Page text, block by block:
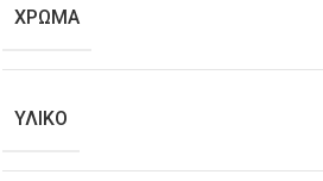
ΧΡΩΜΑ
ΥΛΙΚΟ